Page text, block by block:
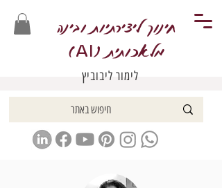
חינוך ליצירתיות ובינה
מלאכותית (AI
)
לימור ליבוביץ